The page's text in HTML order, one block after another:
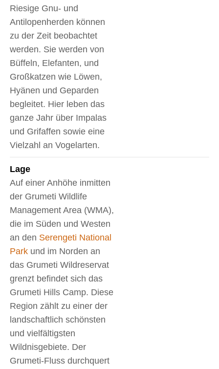
Riesige Gnu- und
Antilopenherden können
zu der Zeit beobachtet
werden. Sie werden von
Büffeln, Elefanten, und
Großkatzen wie Löwen,
Hyänen und Geparden
begleitet. Hier leben das
ganze Jahr über Impalas
und Grifaffen sowie eine
Vielzahl an Vogelarten.
Lage
Auf einer Anhöhe inmitten
der Grumeti Wildlife
Management Area (WMA),
die im Süden und Westen
an den Serengeti National
Park und im Norden an
das Grumeti Wildreservat
grenzt befindet sich das
Grumeti Hills Camp. Diese
Region zählt zu einer der
landschaftlich schönsten
und vielfältigsten
Wildnisgebiete. Der
Grumeti-Fluss durchquert